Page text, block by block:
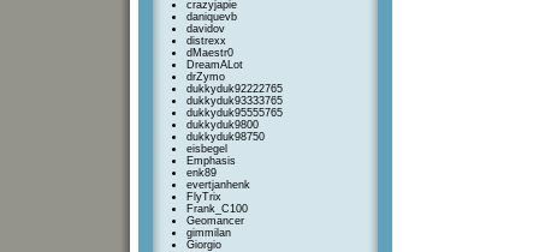
crazyjapie
daniquevb
davidov
distrexx
dMaestr0
DreamALot
drZymo
dukkyduk92222765
dukkyduk93333765
dukkyduk95555765
dukkyduk9800
dukkyduk98750
eisbegel
Emphasis
enk89
evertjanhenk
FlyTrix
Frank_C100
Geomancer
gimmilan
Giorgio